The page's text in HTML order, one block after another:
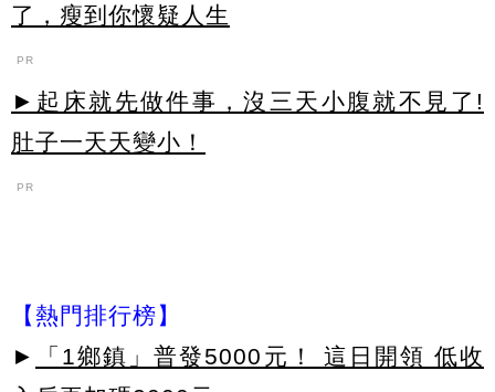
了，瘦到你懷疑人生
PR
►起床就先做件事，沒三天小腹就不見了!
肚子一天天變小！
PR
【熱門排行榜】
►
「1鄉鎮」普發5000元！ 這日開領 低收